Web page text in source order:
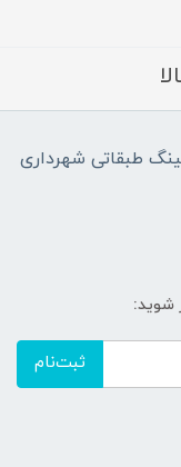
طبقاتی شهرداری
شوید:
ثبت‌نام